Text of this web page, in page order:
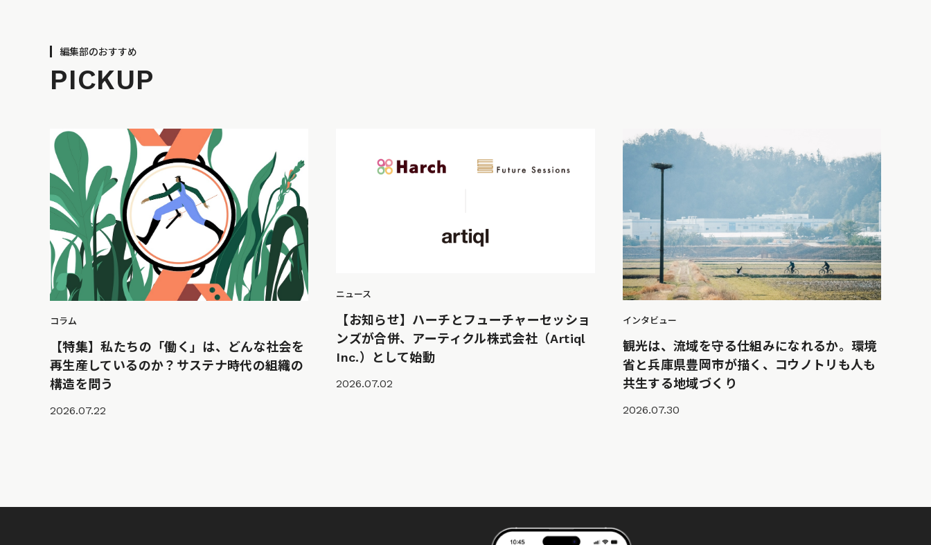
編集部のおすすめ
PICKUP
コラム
【特集】私たちの「働く」は、どんな社会を
再生産しているのか？サステナ時代の組織の
構造を問う
2026.07.22
ニュース
【お知らせ】ハーチとフューチャーセッショ
ンズが合併、アーティクル株式会社（Artiql
Inc.）として始動
2026.07.02
インタビュー
観光は、流域を守る仕組みになれるか。環境
省と兵庫県豊岡市が描く、コウノトリも人も
共生する地域づくり
2026.07.30